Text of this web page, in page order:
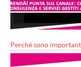
Perché sono